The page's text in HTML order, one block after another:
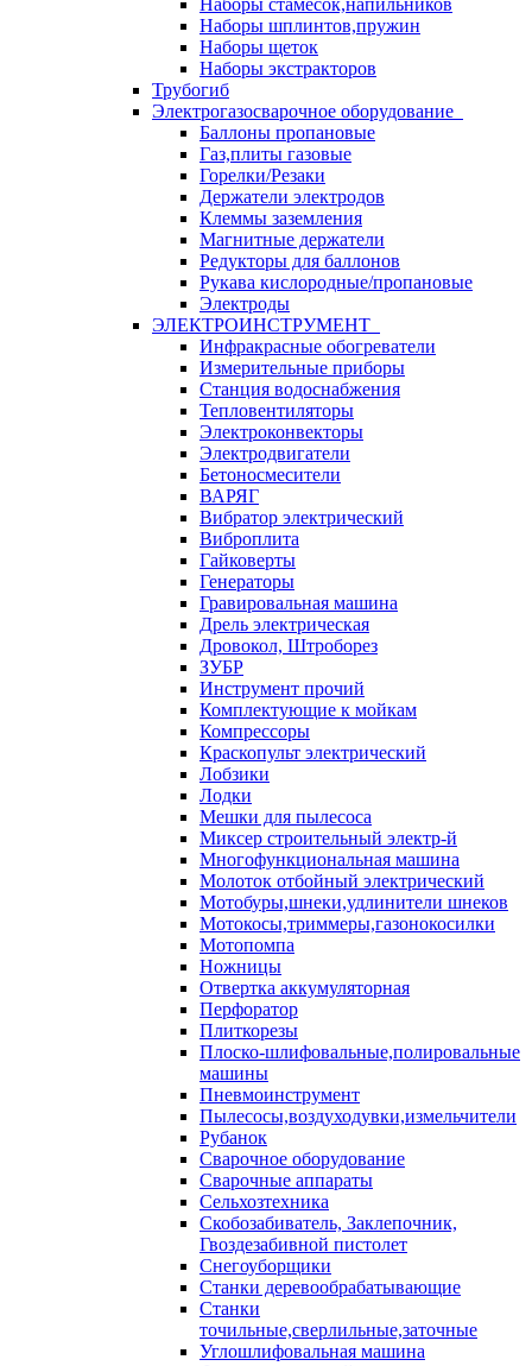
Наборы стамесок,напильников
Наборы шплинтов,пружин
Наборы щеток
Наборы экстракторов
Трубогиб
Электрогазосварочное оборудование
Баллоны пропановые
Газ,плиты газовые
Горелки/Резаки
Держатели электродов
Клеммы заземления
Магнитные держатели
Редукторы для баллонов
Рукава кислородные/пропановые
Электроды
ЭЛЕКТРОИНСТРУМЕНТ
Инфракрасные обогреватели
Измерительные приборы
Станция водоснабжения
Тепловентиляторы
Электроконвекторы
Электродвигатели
Бетоносмесители
ВАРЯГ
Вибратор электрический
Виброплита
Гайковерты
Генераторы
Гравировальная машина
Дрель электрическая
Дровокол, Штроборез
ЗУБР
Инструмент прочий
Комплектующие к мойкам
Компрессоры
Краскопульт электрический
Лобзики
Лодки
Мешки для пылесоса
Миксер строительный электр-й
Многофункциональная машина
Молоток отбойный электрический
Мотобуры,шнеки,удлинители шнеков
Мотокосы,триммеры,газонокосилки
Мотопомпа
Ножницы
Отвертка аккумуляторная
Перфоратор
Плиткорезы
Плоско-шлифовальные,полировальные
машины
Пневмоинструмент
Пылесосы,воздуходувки,измельчители
Рубанок
Сварочное оборудование
Сварочные аппараты
Сельхозтехника
Скобозабиватель, Заклепочник,
Гвоздезабивной пистолет
Снегоуборщики
Станки деревообрабатывающие
Станки
точильные,сверлильные,заточные
Углошлифовальная машина